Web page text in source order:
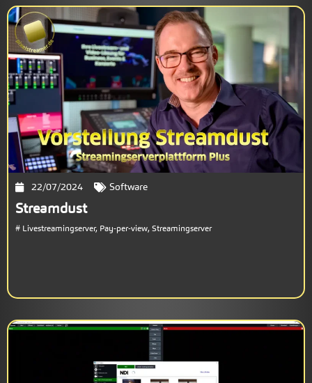
22/07/2024 Software
Streamdust
# Livestreamingserver, Pay-per-view, Streamingserver